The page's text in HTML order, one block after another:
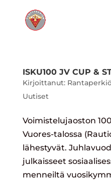
ISKU100 JV CUP &
Kirjoittanut:
Uutiset
Voimistelujaoston
Vuores-talossa
lähestyvät.
julkaisseet
menneiltä